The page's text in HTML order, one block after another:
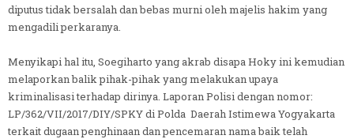
diputus tidak bersalah dan bebas murni oleh majelis hakim yang
mengadili perkaranya.
Menyikapi hal itu, Soegiharto yang akrab disapa Hoky ini kemudian
melaporkan balik pihak-pihak yang melakukan upaya
kriminalisasi terhadap dirinya. Laporan Polisi dengan nomor:
LP/362/VII/2017/DIY/SPKY di Polda Daerah Istimewa Yogyakarta
terkait dugaan penghinaan dan pencemaran nama baik telah